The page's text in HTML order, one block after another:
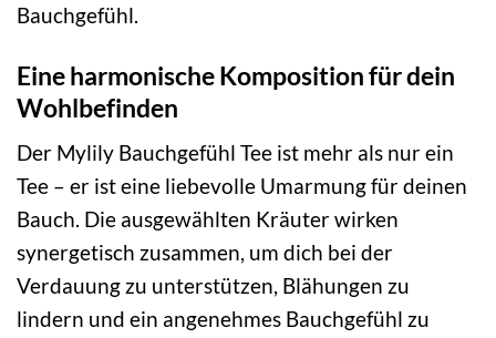
Bauchgefühl.
Eine harmonische Komposition für dein
Wohlbefinden
Der Mylily Bauchgefühl Tee ist mehr als nur ein
Tee – er ist eine liebevolle Umarmung für deinen
Bauch. Die ausgewählten Kräuter wirken
synergetisch zusammen, um dich bei der
Verdauung zu unterstützen, Blähungen zu
lindern und ein angenehmes Bauchgefühl zu